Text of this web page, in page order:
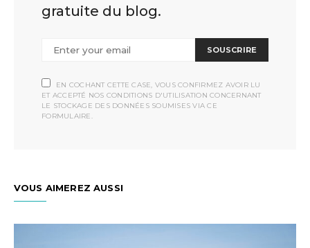
gratuite du blog.
SOUSCRIRE
EN COCHANT CETTE CASE, VOUS CONFIRMEZ AVOIR LU
ET ACCEPTÉ NOS CONDITIONS D'UTILISATION CONCERNANT
LE STOCKAGE DES DONNÉES SOUMISES VIA CE
FORMULAIRE.
VOUS AIMEREZ AUSSI